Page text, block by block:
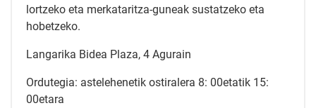
lortzeko eta merkataritza-guneak sustatzeko eta
hobetzeko.
Langarika Bidea Plaza, 4 Agurain
Ordutegia: astelehenetik ostiralera 8: 00etatik 15:
00etara